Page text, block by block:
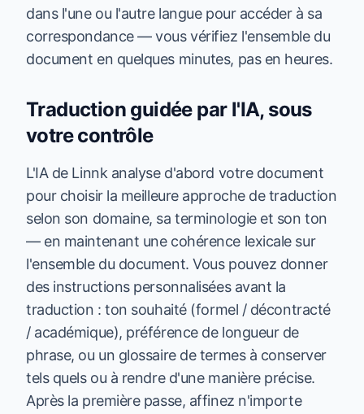
dans l'une ou l'autre langue pour accéder à sa
correspondance — vous vérifiez l'ensemble du
document en quelques minutes, pas en heures.
Traduction guidée par l'IA, sous
votre contrôle
L'IA de Linnk analyse d'abord votre document
pour choisir la meilleure approche de traduction
selon son domaine, sa terminologie et son ton
— en maintenant une cohérence lexicale sur
l'ensemble du document. Vous pouvez donner
des instructions personnalisées avant la
traduction : ton souhaité (formel / décontracté
/ académique), préférence de longueur de
phrase, ou un glossaire de termes à conserver
tels quels ou à rendre d'une manière précise.
Après la première passe, affinez n'importe